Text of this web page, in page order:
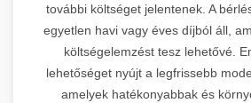
további költséget jelentenek. A
egyetlen havi vagy éves díjból áll,
költségelemzést tesz lehetővé.
lehetőséget nyújt a legfrissebb
amelyek hatékonyabbak és